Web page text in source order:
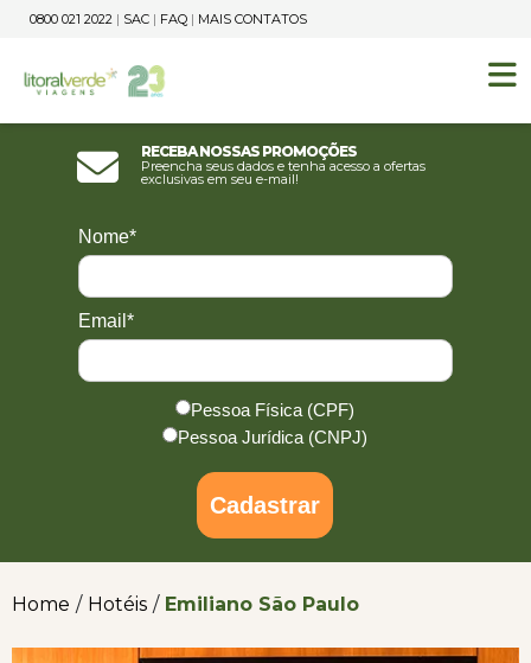
0800 021 2022 | SAC | FAQ | MAIS CONTATOS
Receba nossas promoções
Preencha seus dados e tenha acesso a ofertas
exclusivas em seu e-mail!
Nome*
Email*
Pessoa Física (CPF)
Pessoa Jurídica (CNPJ)
Cadastrar
Home / Hotéis / Emiliano São Paulo